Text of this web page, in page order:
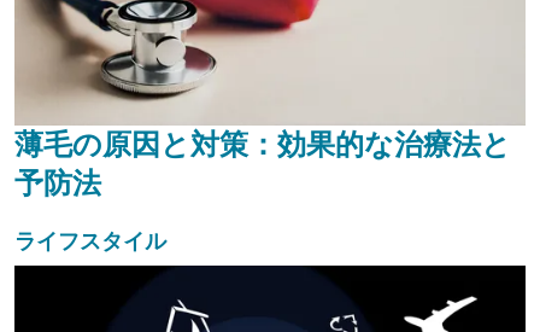
薄毛の原因と対策：効果的な治療法と
予防法
ライフスタイル